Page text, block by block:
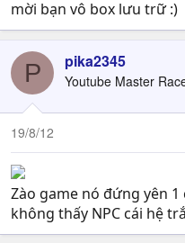
mời bạn vô box lưu trữ :)
P pika2345
Youtube Master
19/8/12
Zào game nó đứng yên
không thấy NPC cái hệ